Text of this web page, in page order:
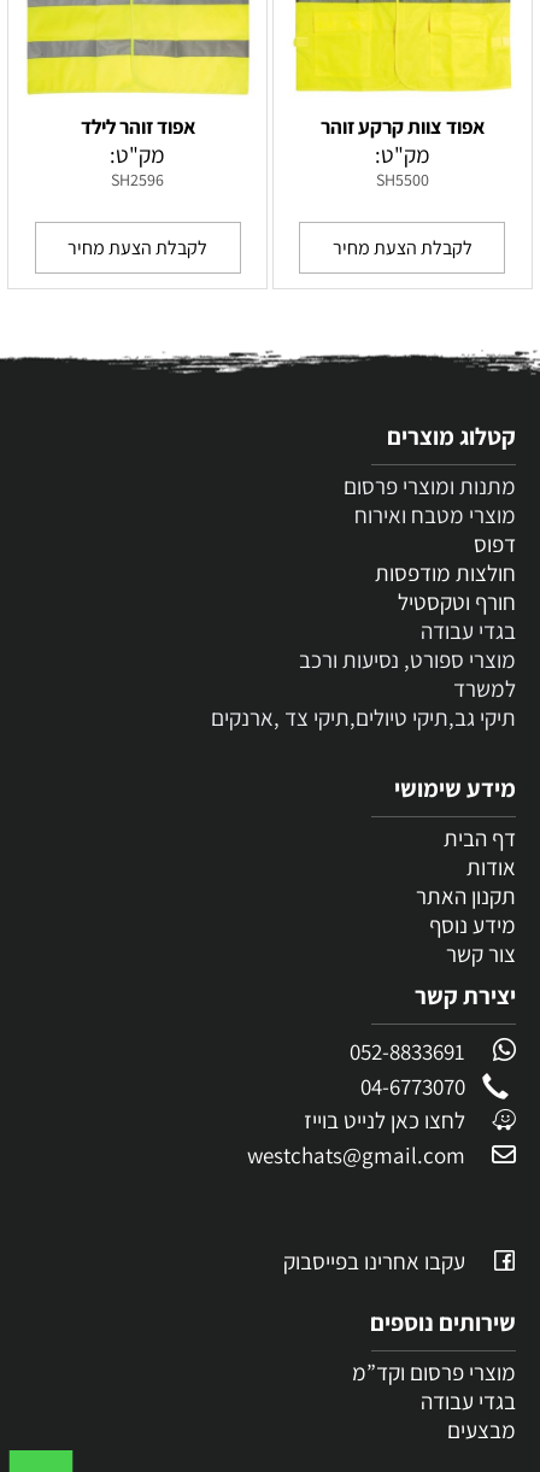
אפוד צוות קרקע זוהר
מק"ט:
SH5500
לקבלת הצעת מחיר
אפוד זוהר לילד
מק"ט:
SH2596
לקבלת הצעת מחיר
קטלוג מוצרים
מתנות ומוצרי פרסום
מוצרי מטבח ואירוח
דפוס
חולצות מודפסות
חורף וטקסטיל
בגדי עבודה
מוצרי ספורט, נסיעות ורכב
למשרד
תיקי גב,תיקי טיולים,תיקי צד ,ארנקים
מידע שימושי
דף הבית
אודות
תקנון האתר
מידע נוסף
צור קשר
יצירת קשר
052-8833691
04-6773070
לחצו כאן לנייט בוייז
westchats@gmail.com
עקבו אחרינו בפייסבוק
שירותים נוספים
מוצרי פרסום וקד”מ
בגדי עבודה
מבצעים